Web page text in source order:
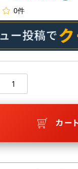
0件
カー